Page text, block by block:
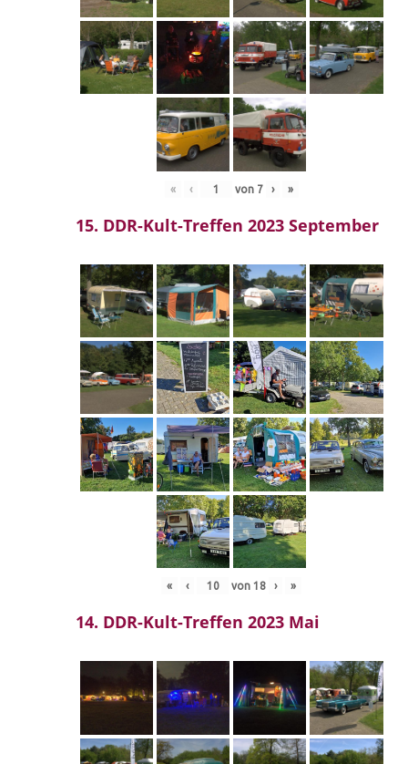
« ‹ von 7 › »
15. DDR-Kult-Treffen 2023 September
« ‹ von 18 › »
14. DDR-Kult-Treffen 2023 Mai